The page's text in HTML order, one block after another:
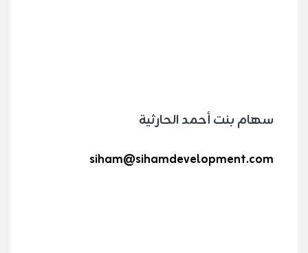
سهام بنت أحمد الحارثية
siham@sihamdevelopment.com